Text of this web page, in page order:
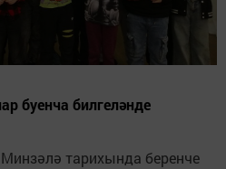
буенча билгеләнде
тарихында беренче